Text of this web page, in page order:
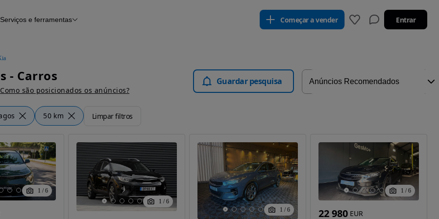
Serviços e ferramentas Começar a vender Entrar
- Carros
Como são posicionados os anúncios?
Guardar pesquisa
50 km Limpar filtros
1 / 6
1 / 6
1 / 6
1 / 6
22 980 EUR